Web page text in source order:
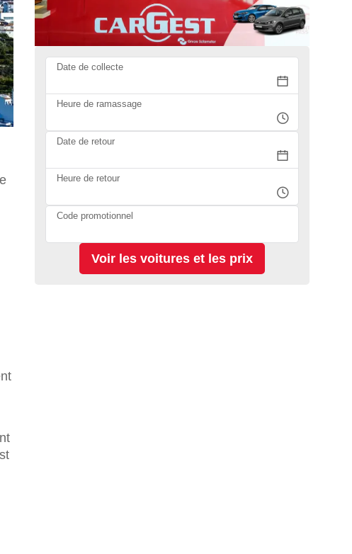
Date de collecte
Heure de ramassage
Date de retour
Heure de retour
Code promotionnel